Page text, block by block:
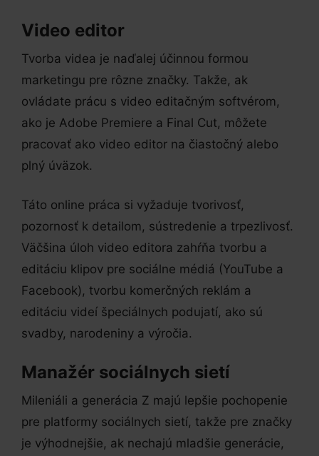
Video editor
Tvorba videa je naďalej účinnou formou
marketingu pre rôzne značky. Takže, ak
ovládate prácu s video editačným softvérom,
ako je Adobe Premiere a Final Cut, môžete
pracovať ako video editor na čiastočný alebo
plný úväzok.
Táto online práca si vyžaduje tvorivosť,
pozornosť k detailom, sústredenie a trpezlivosť.
Väčšina úloh video editora zahŕňa tvorbu a
editáciu klipov pre sociálne médiá (YouTube a
Facebook), tvorbu komerčných reklám a
editáciu videí špeciálnych podujatí, ako sú
svadby, narodeniny a výročia.
Manažér sociálnych sietí
Mileniáli a generácia Z majú lepšie pochopenie
pre platformy sociálnych sietí, takže pre značky
je výhodnejšie, ak nechajú mladšie generácie,